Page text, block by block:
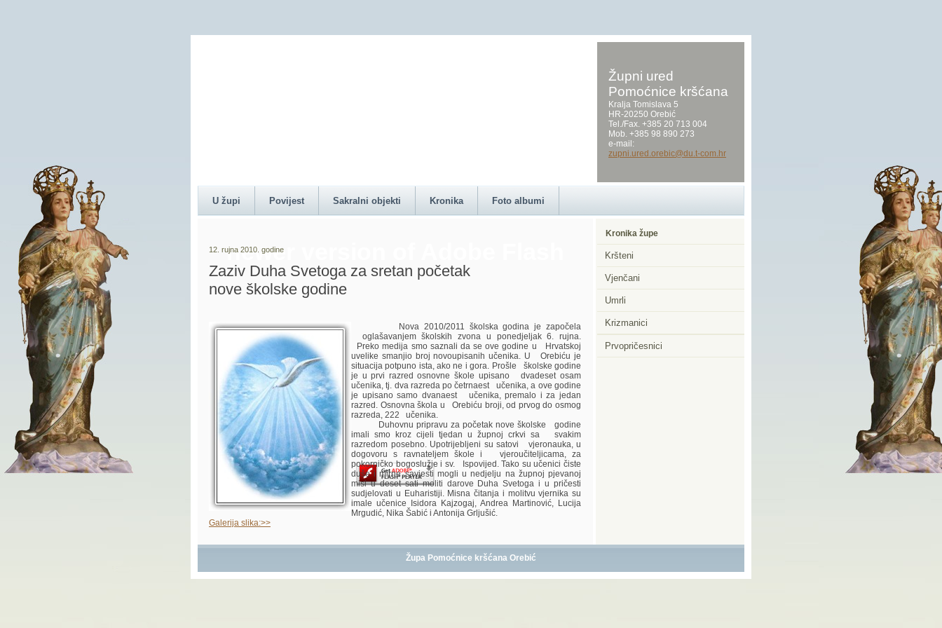
newer version of Adobe Flash
Player.
Župni ured
Pomoćnice kršćana
Kralja Tomislava 5
HR-20250 Orebić
Tel./Fax. +385 20 713 004
Mob. +385 98 890 273
e-mail:
zupni.ured.orebic@du.t-com.hr
U župi Povijest Sakralni objekti Kronika Foto albumi
Kronika župe
Kršteni
Vjenčani
Umrli
Krizmanici
Prvopričesnici
12. rujna 2010. godine
Zaziv Duha Svetoga za sretan početak
nove školske godine
Nova 2010/2011 školska godina je započela
oglašavanjem školskih zvona u ponedjeljak 6. rujna.
Preko medija smo saznali da se ove godine u Hrvatskoj
uvelike smanjio broj novoupisanih učenika. U Orebiću je
situacija potpuno ista, ako ne i gora. Prošle školske godine
je u prvi razred osnovne škole upisano dvadeset osam
učenika, tj. dva razreda po četrnaest učenika, a ove godine
je upisano samo dvanaest učenika, premalo i za jedan
razred. Osnovna škola u Orebiću broji, od prvog do osmog
razreda, 222 učenika.
Duhovnu pripravu za početak nove školske godine
imali smo kroz cijeli tjedan u župnoj crkvi sa svakim
razredom posebno. Upotrijebljeni su satovi vjeronauka, u
dogovoru s ravnateljem škole i vjeroučiteljicama, za
pokorničko bogoslužje i sv. Ispovijed. Tako su učenici čiste
duše i mirne savjesti mogli u nedjelju na župnoj pjevanoj
misi u deset sati moliti darove Duha Svetoga i u pričesti
sudjelovati u Euharistiji. Misna čitanja i molitvu vjernika su
imale učenice Isidora Kajzogaj, Andrea Martinović, Lucija
Mrgudić, Nika Šabić i Antonija Grljušić.
Galerija slika:>>
Župa Pomoćnice kršćana Orebić